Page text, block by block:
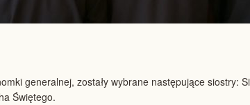
generalnej, zostały wybrane następujące siostry:
Świętego.